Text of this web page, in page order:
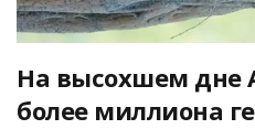
На высохшем дне
более миллиона